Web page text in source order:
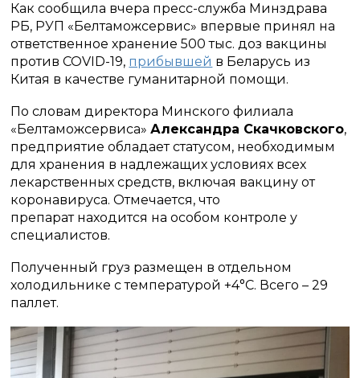
Как сообщила вчера пресс-служба Минздрава
РБ, РУП «Белтаможсервис» впервые принял на
ответственное хранение 500 тыс. доз вакцины
против COVID-19, прибывшей в Беларусь из
Китая в качестве гуманитарной помощи.
По словам директора Минского филиала
«Белтаможсервиса»Александра Скачковского,
предприятие обладает статусом, необходимым
для хранения в надлежащих условиях всех
лекарственных средств, включая вакцину от
коронавируса. Отмечается, что
препарат находится на особом контроле у
специалистов.
Полученный груз размещен в отдельном
холодильнике с температурой +4°С. Всего – 29
паллет.